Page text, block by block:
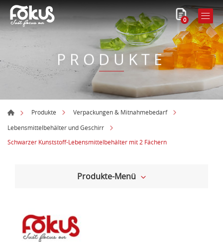
0
PRODUKTE
Produkte
Verpackungen & Mitnahmebedarf
Lebensmittelbehälter und Geschirr
Schwarzer Kunststoff-Lebensmittelbehälter mit 2 Fächern
Produkte-Menü